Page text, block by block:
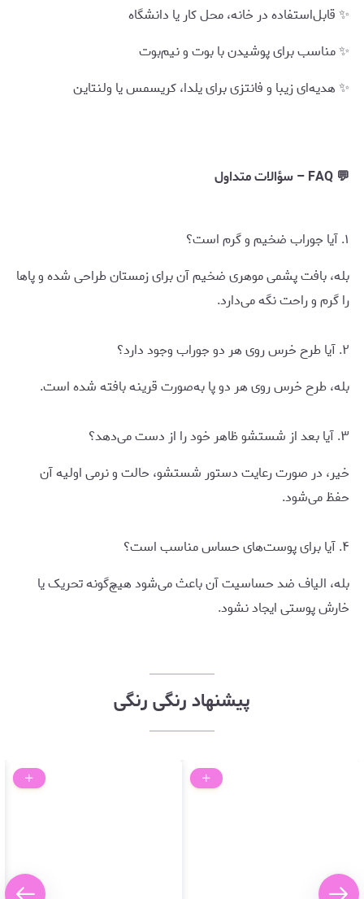
✨ قابل‌استفاده در خانه، محل کار یا دانشگاه
✨ مناسب برای پوشیدن با بوت و نیم‌بوت
✨ هدیه‌ای زیبا و فانتزی برای یلدا، کریسمس یا ولنتاین
💬 FAQ – سؤالات متداول
۱. آیا جوراب ضخیم و گرم است؟
بله، بافت پشمی موهری ضخیم آن برای زمستان طراحی شده و پاها
را گرم و راحت نگه می‌دارد.
۲. آیا طرح خرس روی هر دو جوراب وجود دارد؟
بله، طرح خرس روی هر دو پا به‌صورت قرینه بافته شده است.
۳. آیا بعد از شستشو ظاهر خود را از دست می‌دهد؟
خیر، در صورت رعایت دستور شستشو، حالت و نرمی اولیه آن
حفظ می‌شود.
۴. آیا برای پوست‌های حساس مناسب است؟
بله، الیاف ضد حساسیت آن باعث می‌شود هیچ‌گونه تحریک یا
خارش پوستی ایجاد نشود.
پیشنهاد رنگی رنگی